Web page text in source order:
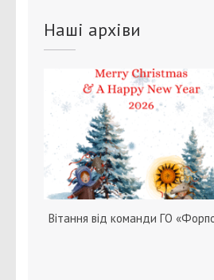
Наші архіви
Вітання від команди ГО